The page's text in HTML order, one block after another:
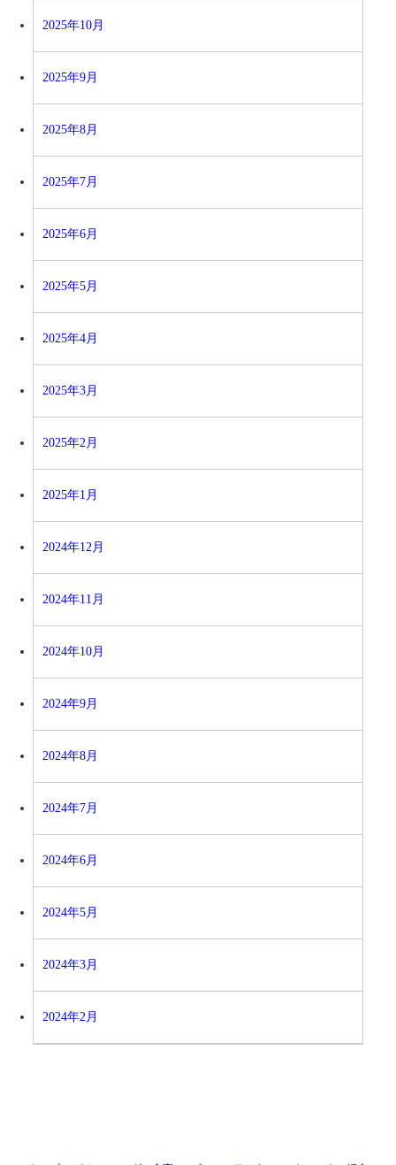
2025年10月
2025年9月
2025年8月
2025年7月
2025年6月
2025年5月
2025年4月
2025年3月
2025年2月
2025年1月
2024年12月
2024年11月
2024年10月
2024年9月
2024年8月
2024年7月
2024年6月
2024年5月
2024年3月
2024年2月